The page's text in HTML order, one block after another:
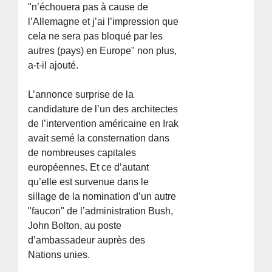
"n’échouera pas à cause de
l’Allemagne et j’ai l’impression que
cela ne sera pas bloqué par les
autres (pays) en Europe" non plus,
a-t-il ajouté.
L’annonce surprise de la
candidature de l’un des architectes
de l’intervention américaine en Irak
avait semé la consternation dans
de nombreuses capitales
européennes. Et ce d’autant
qu’elle est survenue dans le
sillage de la nomination d’un autre
"faucon" de l’administration Bush,
John Bolton, au poste
d’ambassadeur auprès des
Nations unies.